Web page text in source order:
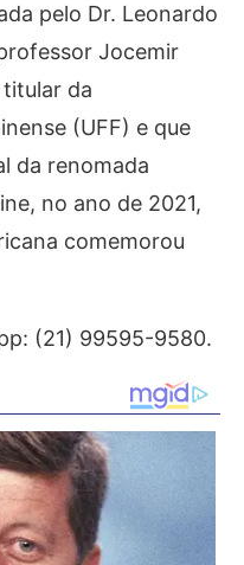
pelo Dr. Leonardo
Jocemir
da
(UFF) e que
da renomada
no ano de 2021,
comemorou
(21) 99595-9580.